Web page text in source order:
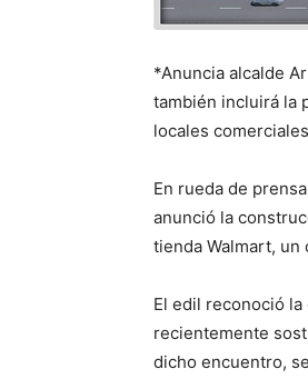
*Anuncia alcalde
también incluirá la
locales comerciales
En rueda de
anunció la
tienda Walmart,
El edil reconoció
recientemente
dicho encuentro,